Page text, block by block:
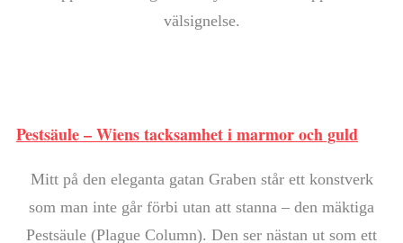
välsignelse.
Pestsäule – Wiens tacksamhet i marmor och guld
Mitt på den eleganta gatan Graben står ett konstverk
som man inte går förbi utan att stanna – den mäktiga
Pestsäule (Plague Column). Den ser nästan ut som ett